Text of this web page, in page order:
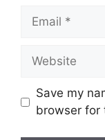
Save my
browser for